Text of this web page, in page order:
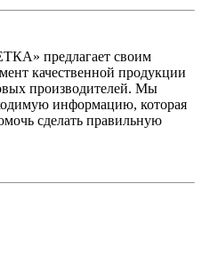
предлагает своим
качественной продукции
производителей. Мы
информацию, которая
сделать правильную